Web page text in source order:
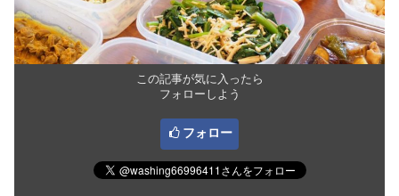
この記事が気に入ったら
フォローしよう
フォロー